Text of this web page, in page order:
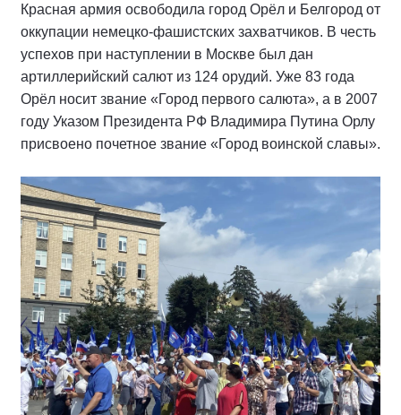
Красная армия освободила город Орёл и Белгород от
оккупации немецко-фашистских захватчиков. В честь
успехов при наступлении в Москве был дан
артиллерийский салют из 124 орудий. Уже 83 года
Орёл носит звание «Город первого салюта», а в 2007
году Указом Президента РФ Владимира Путина Орлу
присвоено почетное звание «Город воинской славы».